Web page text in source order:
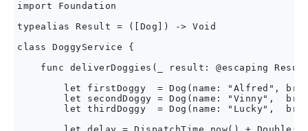
import Foundation
typealias Result = ([Dog]) -> Void
class DoggyService {
func deliverDoggies(_ result: @escaping
let firstDoggy  = Dog(name: "Alfred",
let secondDoggy = Dog(name: "Vinny",
let thirdDoggy  = Dog(name: "Lucky",